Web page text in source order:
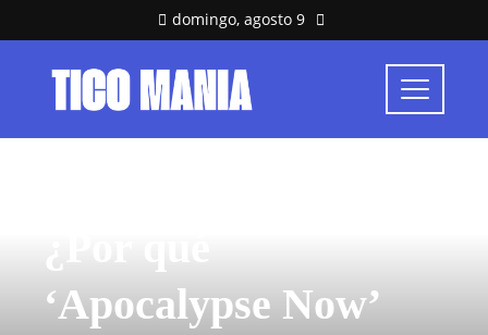
domingo, agosto 9
‘Apocalypse Now’